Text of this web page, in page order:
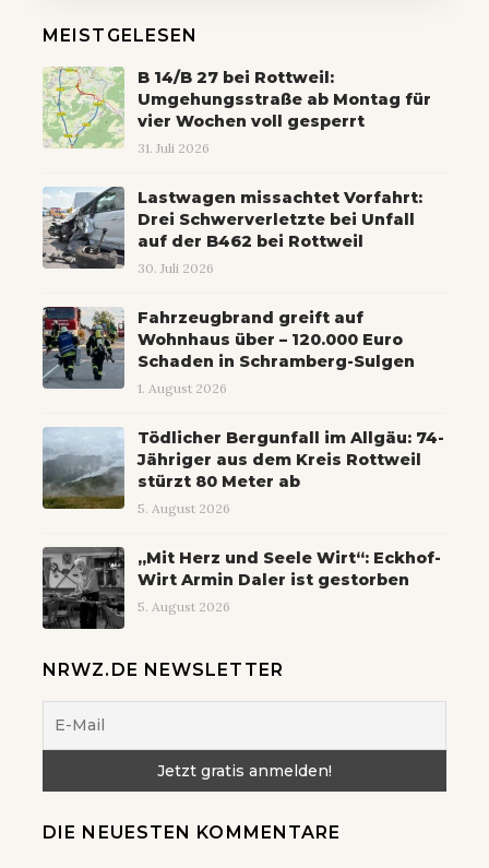
MEISTGELESEN
B 14/B 27 bei Rottweil:
Umgehungsstraße ab Montag für
vier Wochen voll gesperrt
31. Juli 2026
Lastwagen missachtet Vorfahrt:
Drei Schwerverletzte bei Unfall
auf der B462 bei Rottweil
30. Juli 2026
Fahrzeugbrand greift auf
Wohnhaus über – 120.000 Euro
Schaden in Schramberg-Sulgen
1. August 2026
Tödlicher Bergunfall im Allgäu: 74-
Jähriger aus dem Kreis Rottweil
stürzt 80 Meter ab
5. August 2026
„Mit Herz und Seele Wirt“: Eckhof-
Wirt Armin Daler ist gestorben
5. August 2026
NRWZ.DE NEWSLETTER
DIE NEUESTEN KOMMENTARE